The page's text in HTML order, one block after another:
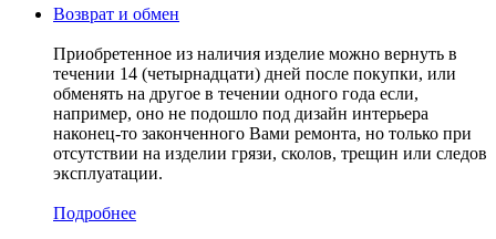
Возврат и обмен
Приобретенное из наличия изделие можно вернуть в
течении 14 (четырнадцати) дней после покупки, или
обменять на другое в течении одного года если,
например, оно не подошло под дизайн интерьера
наконец-то законченного Вами ремонта, но только при
отсутствии на изделии грязи, сколов, трещин или следов
эксплуатации.
Подробнее